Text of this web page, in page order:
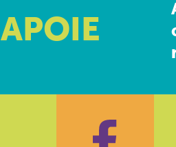
APOIE